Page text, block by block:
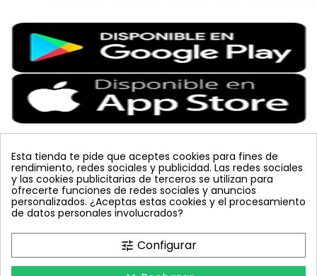
Etiquetas Populares
placa lucha integrada JED vacuna arbol
planta
colmena
mariquita sin carnet
celeste
polillero koppert bombus terrestris
azul
trampa cromática
inyecciones tronco
feromona
nematodos
Esta tienda te pide que aceptes cookies para fines de
rendimiento, redes sociales y publicidad. Las redes sociales
y las cookies publicitarias de terceros se utilizan para
ofrecerte funciones de redes sociales y anuncios
personalizados. ¿Aceptas estas cookies y el procesamiento
de datos personales involucrados?
tune Configurar